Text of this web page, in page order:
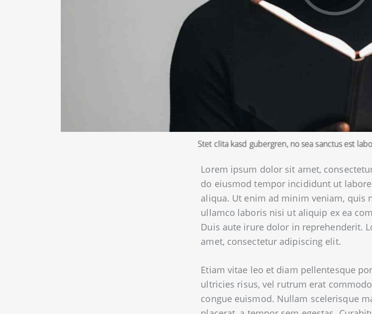
Stet clita kasd gubergren, no sea sanctus est
Lorem ipsum dolor sit amet,
do eiusmod tempor incididunt ut
aliqua. Ut enim ad minim veniam, quis
ullamco laboris nisi ut aliquip ex ea
Duis aute irure dolor in reprehenderit.
amet, consectetur adipiscing elit.
Etiam vitae leo et diam pellentesque
ultricies risus, vel rutrum erat
congue euismod. Nullam scelerisque